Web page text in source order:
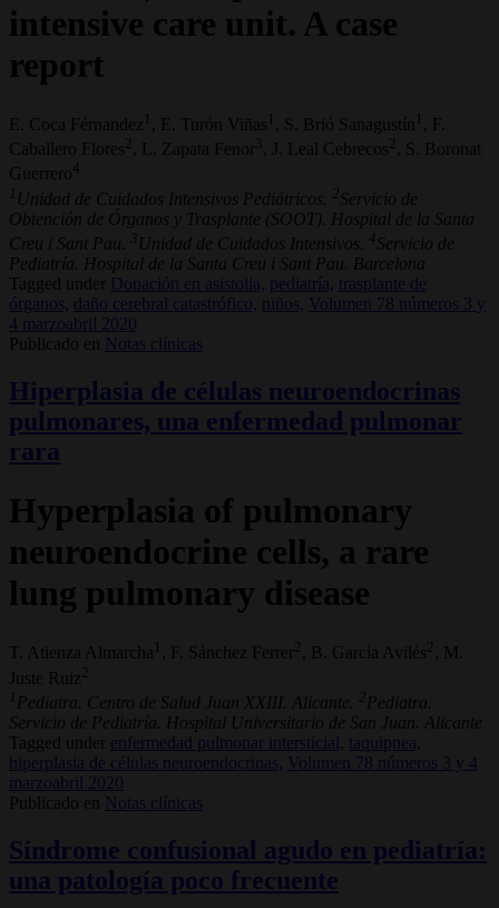
intensive care unit. A case
report
E. Coca Férnandez 1 , E. Turón Viñas 1 , S. Brió Sanagustín 1
, F.
Caballero Flores
, L. Zapata Fenor 3 , J. Leal Cebrecos
, S. Boronat
Guerrero4
1 Unidad de Cuidados Intensivos Pediátricos. 2 Servicio de
Obtención de Órganos y Trasplante (SOOT). Hospital de la Santa
Creu i Sant Pau.
3 Unidad de Cuidados Intensivos. 4 Servicio de
Pediatría. Hospital de la Santa Creu i Sant Pau. Barcelona
Tagged under
Donación en asistolia, pediatría, trasplante de
órganos, daño cerebral catastrófico, niños,
Volumen 78 números 3 y
4 marzoabril 2020
Publicado en
Notas clínicas
Hiperplasia de células neuroendocrinas
pulmonares, una enfermedad pulmonar
rara
Hyperplasia of pulmonary
neuroendocrine cells, a rare
lung pulmonary disease
T. Atienza Almarcha 1 , F. Sánchez Ferrer , B. García Avilés
, M.
Juste Ruiz
1 Pediatra. Centro de Salud Juan XXIII. Alicante. 2 Pediatra.
Servicio de Pediatría. Hospital Universitario de San Juan. Alicante
Tagged under
enfermedad pulmonar intersticial,
taquipnea,
hiperplasia de células neuroendocrinas,
Volumen 78 números 3 y 4
marzoabril 2020
Publicado en
Notas clínicas
Síndrome confusional agudo en pediatría:
una patología poco frecuente